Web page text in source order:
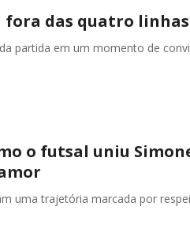
fora das quatro linhas
partida em um momento de
o futsal uniu
uma trajetória marcada por